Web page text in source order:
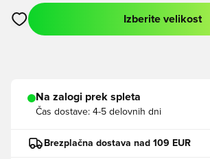
Odpre Modal za prijavo ali vpis kot član
Izberite velikost
Na zalogi prek spleta
Čas dostave: 4-5 delovnih dni
Brezplačna dostava nad 109 EUR